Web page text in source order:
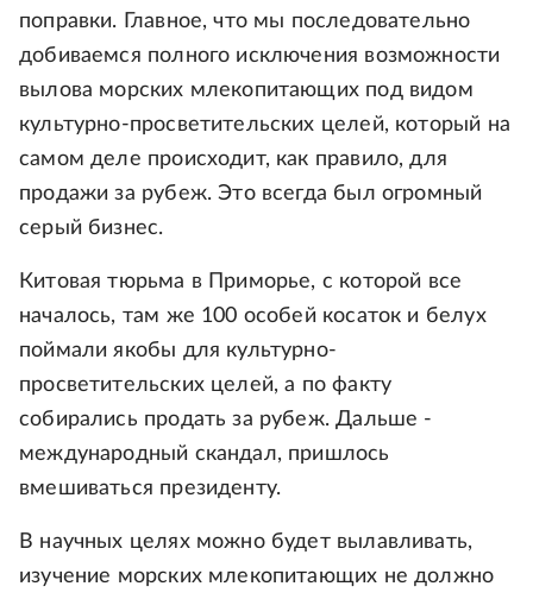
поправки. Главное, что мы последовательно
добиваемся полного исключения возможности
вылова морских млекопитающих под видом
культурно-просветительских целей, который на
самом деле происходит, как правило, для
продажи за рубеж. Это всегда был огромный
серый бизнес.
Китовая тюрьма в Приморье, с которой все
началось, там же 100 особей косаток и белух
поймали якобы для культурно-
просветительских целей, а по факту
собирались продать за рубеж. Дальше -
международный скандал, пришлось
вмешиваться президенту.
В научных целях можно будет вылавливать,
изучение морских млекопитающих не должно